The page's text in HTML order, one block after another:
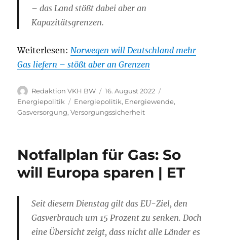
– das Land stößt dabei aber an
Kapazitätsgrenzen.
Weiterlesen: Norwegen will Deutschland mehr
Gas liefern – stößt aber an Grenzen
Autor
Redaktion VKH BW
Veröffentlicht
am
16. August 2022
Energiepolitik
Schlagwörter
Energiepolitik, Energiewende,
Gasversorgung,Versorgungssicherheit
Notfallplan für Gas: So
will Europa sparen | ET
Seit diesem Dienstag gilt das EU-Ziel, den
Gasverbrauch um 15 Prozent zu senken. Doch
eine Übersicht zeigt, dass nicht alle Länder es